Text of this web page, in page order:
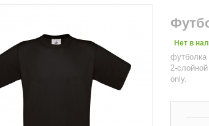
Нет в
футболка
2-
only.